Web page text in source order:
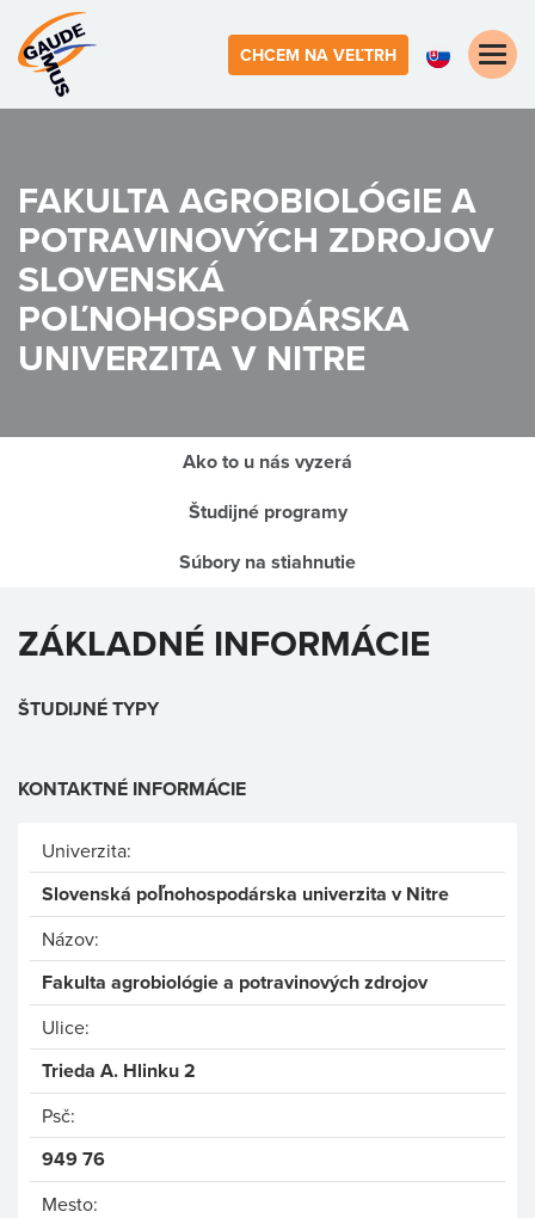
CHCEM NA VEĽTRH
Toggle
FAKULTA AGROBIOLÓGIE A
POTRAVINOVÝCH ZDROJOV
SLOVENSKÁ
POĽNOHOSPODÁRSKA
UNIVERZITA V NITRE
Ako to u nás vyzerá
Študijné programy
Súbory na stiahnutie
ZÁKLADNÉ INFORMÁCIE
ŠTUDIJNÉ TYPY
KONTAKTNÉ INFORMÁCIE
Univerzita:
Slovenská poľnohospodárska univerzita v Nitre
Názov:
Fakulta agrobiológie a potravinových zdrojov
Ulice:
Trieda A. Hlinku 2
Psč:
949 76
Mesto: